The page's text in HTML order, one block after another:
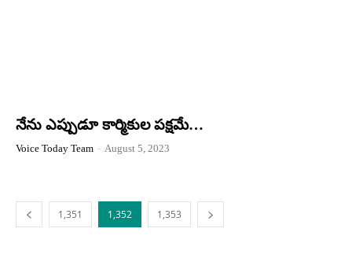
నేను ఎప్పుడూ కార్మికుల పక్షమే…
Voice Today Team - August 5, 2023
1,351 1,352 1,353